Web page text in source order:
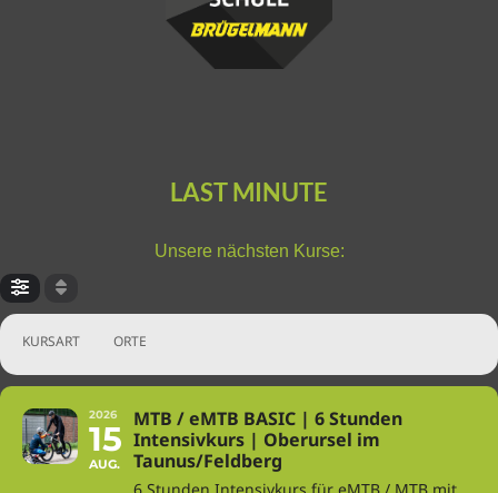
LAST MINUTE
Unsere nächsten Kurse:
KURSART ORTE
2026
15
AUG.
MTB / eMTB BASIC | 6 Stunden
Intensivkurs | Oberursel im
Taunus/Feldberg
6 Stunden Intensivkurs für eMTB / MTB mit